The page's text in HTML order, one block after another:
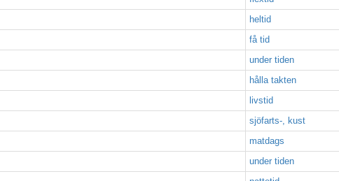
heltid
få tid
under tiden
hålla takten
livstid
sjöfarts-, kust
matdags
under tiden